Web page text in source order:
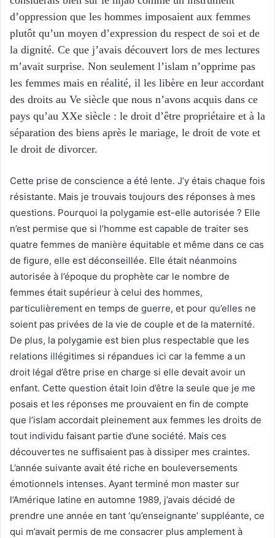
d’oppression que les hommes imposaient aux femmes
plutôt qu’un moyen d’expression du respect de soi et de
la dignité. Ce que j’avais découvert lors de mes lectures
m’avait surprise. Non seulement l’islam n’opprime pas
les femmes mais en réalité, il les libère en leur accordant
des droits au Ve siècle que nous n’avons acquis dans ce
pays qu’au XXe siècle : le droit d’être propriétaire et à la
séparation des biens après le mariage, le droit de vote et
le droit de divorcer.
Cette prise de conscience a été lente. J’y étais chaque fois
résistante. Mais je trouvais toujours des réponses à mes
questions. Pourquoi la polygamie est-elle autorisée ? Elle
n’est permise que si l’homme est capable de traiter ses
quatre femmes de manière équitable et même dans ce cas
de figure, elle est déconseillée. Elle était néanmoins
autorisée à l’époque du prophète car le nombre de
femmes était supérieur à celui des hommes,
particulièrement en temps de guerre, et pour qu’elles ne
soient pas privées de la vie de couple et de la maternité.
De plus, la polygamie est bien plus respectable que les
relations illégitimes si répandues ici car la femme a un
droit légal d’être prise en charge si elle devait avoir un
enfant. Cette question était loin d’être la seule que je me
posais et les réponses me prouvaient en fin de compte
que l’islam accordait pleinement aux femmes les droits de
tout individu faisant partie d’une société. Mais ces
découvertes ne suffisaient pas à dissiper mes craintes.
L’année suivante avait été riche en bouleversements
émotionnels intenses. Ayant terminé mon master sur
l’Amérique latine en automne 1989, j’avais décidé de
prendre une année en tant ‘qu’enseignante’ suppléante, ce
qui m’avait permis de me consacrer plus amplement à